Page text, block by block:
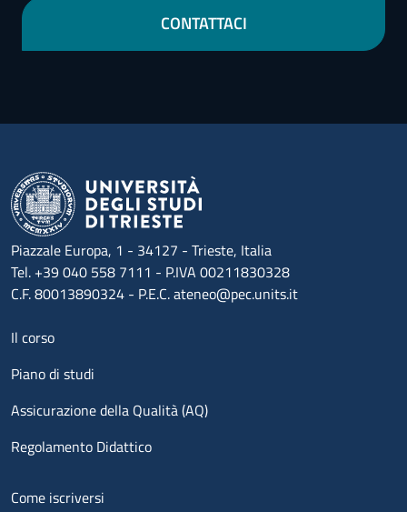
CONTATTACI
Piazzale Europa, 1 - 34127 - Trieste, Italia
Tel. +39 040 558 7111 - P.IVA 00211830328
C.F. 80013890324 - P.E.C. ateneo@pec.units.it
Menu footer 1
Il corso
Piano di studi
Assicurazione della Qualità (AQ)
Regolamento Didattico
Menu footer 2
Come iscriversi